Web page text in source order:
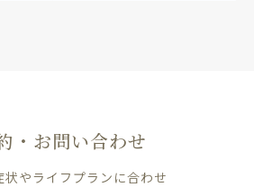
・お問い合わせ
状やライフプランに合わせ